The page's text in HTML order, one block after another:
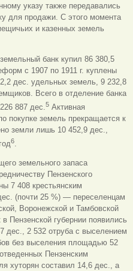
указу также передавались
для продажи. С этого момента
и казенных земель
банк купил 86 380,5
с 1907 по 1911 г. куплены
дес. удельных земель, 9 232,8
Всего в отделение банка
887 дес.5 Активная
покупке земель прекращается к
земли лишь 10 452,9 дес.,
6.
земельного запаса
Пензенского
7 408 крестьянским
(почти 25 %) — переселенцам
Воронежской и Тамбовской
Пензенской губернии появились
дес., 2 532 отруба с выселением
без выселения площадью 52
Пензенским
хуторян составил 14,6 дес., а